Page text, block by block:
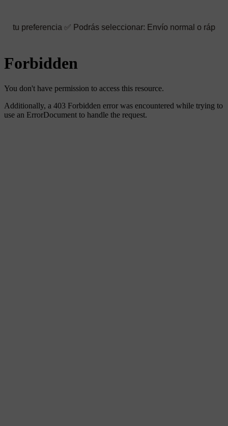
✅ Podrás seleccionar: Envío normal o rápido ☑️